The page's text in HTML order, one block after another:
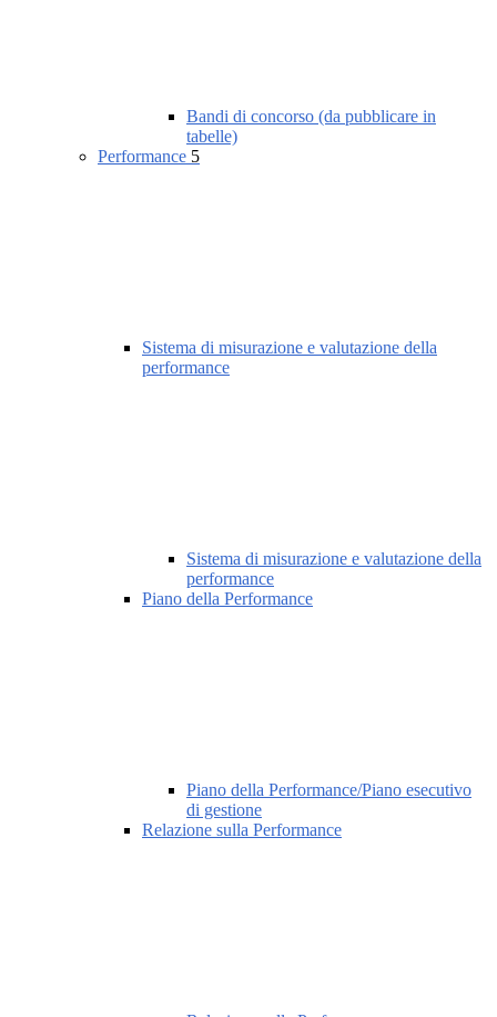
Bandi di concorso (da pubblicare in
tabelle)
Performance 5
Sistema di misurazione e valutazione della
performance
Sistema di misurazione e valutazione della
performance
Piano della Performance
Piano della Performance/Piano esecutivo
di gestione
Relazione sulla Performance